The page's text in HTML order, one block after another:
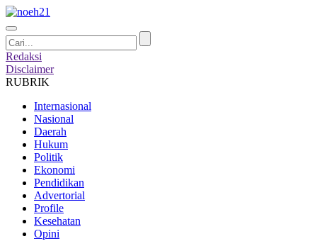
Redaksi
Disclaimer
RUBRIK
Internasional
Nasional
Daerah
Hukum
Politik
Ekonomi
Pendidikan
Advertorial
Profile
Kesehatan
Opini